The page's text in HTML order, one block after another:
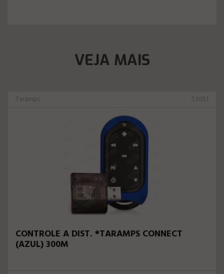
VEJA MAIS
Taramps 53051
CONTROLE A DIST. *TARAMPS CONNECT
(AZUL) 300M